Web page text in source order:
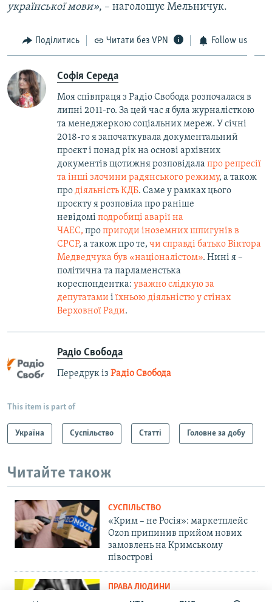
української мови», – наголошує Мельничук.
Поділитись Читати без VPN Follow us
Софія Середа
Моя співпраця з Радіо Свобода розпочалася в
липні 2011-го. За цей час я була журналісткою
та менеджеркою соціальних мереж. У січні
2018-го я започаткувала документальний
проєкт і понад рік на основі архівних
документів щотижня розповідала про репресії
та інші злочини радянського режиму, а також
продіяльність КДБ. Саме у рамках цього
проєкту я розповіла про раніше
невідомі подробиці аварії на
ЧАЕС, пропригоди іноземних шпигунів в
СРСР, а також про те, чи справді батько Віктора
Медведчука був «націоналістом». Нині я –
політична та парламенстька
кореспондентка: уважно слідкую за
депутатами і їхньою діяльністю у стінах
Верховної Ради.
Радіо Свобода
Передрук із Радіо Свобода
This item is part of
Україна Суспільство Статті Головне за добу
Читайте також
СУСПІЛЬСТВО
«Крим – не Росія»: маркетплейс
Ozon припинив прийом нових
замовлень на Кримському
півострові
ПРАВА ЛЮДИНИ